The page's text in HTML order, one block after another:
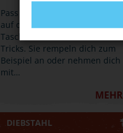
Pass auch beim Public Viewing
auf deine Wertsachen auf.
Taschendiebe kennen viele
Tricks. Sie rempeln dich zum
Beispiel an oder nehmen dich
mit…
MEHR
DIEBSTAHL